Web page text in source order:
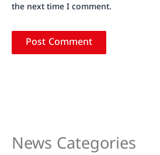
the next time I comment.
News Categories